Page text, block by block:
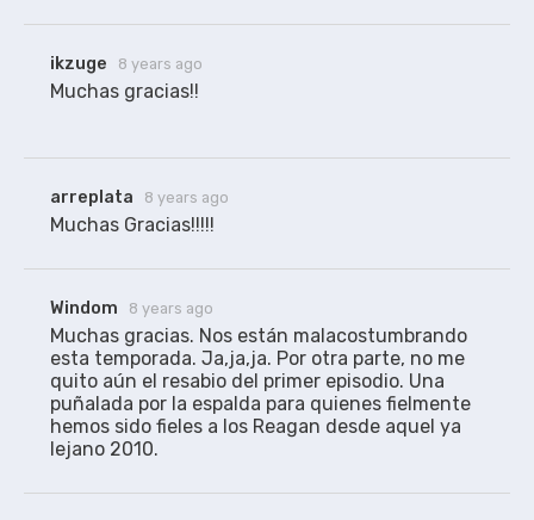
ikzuge 8 years ago
Muchas gracias!!
arreplata 8 years ago
Muchas Gracias!!!!!
Windom 8 years ago
Muchas gracias. Nos están malacostumbrando
esta temporada. Ja,ja,ja. Por otra parte, no me
quito aún el resabio del primer episodio. Una
puñalada por la espalda para quienes fielmente
hemos sido fieles a los Reagan desde aquel ya
lejano 2010.